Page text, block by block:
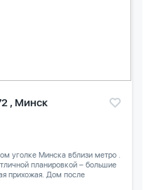
, Минск
уголке Минска вблизи метро .
планировкой – большие
прихожая. Дом после